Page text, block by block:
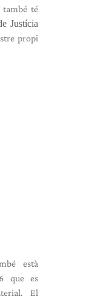
també té
Justícia
propi
està
que es
El